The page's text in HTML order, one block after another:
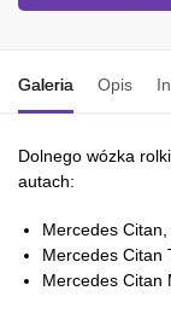
Galeria Opis
Dolnego wózka
autach:
Mercedes Citan,
Mercedes Citan
Mercedes Citan